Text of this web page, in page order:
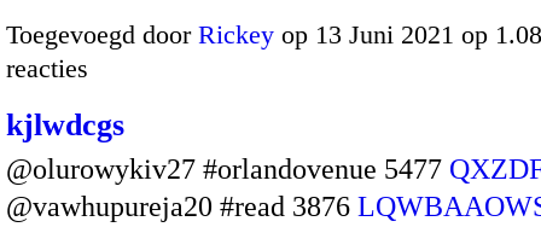
Toegevoegd door Rickey op 13 Juni 2021 op
reacties
kjlwdcgs
@olurowykiv27 #orlandovenue 5477
@vawhupureja20 #read 3876